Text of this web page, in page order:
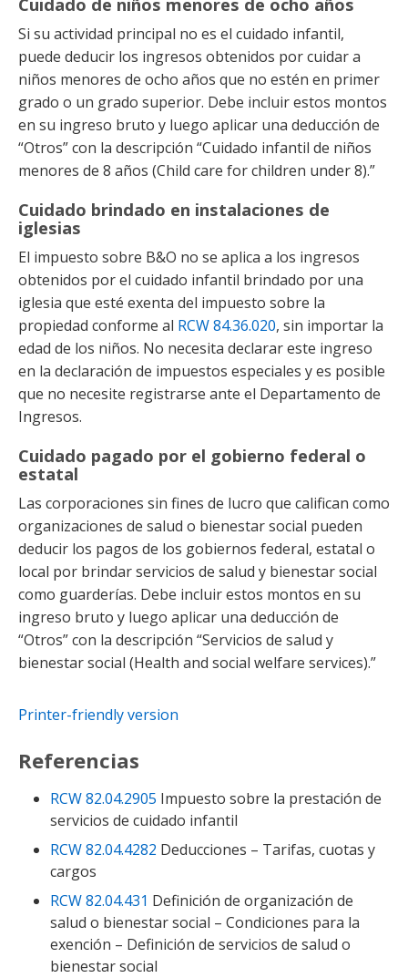
Si su actividad principal no es el cuidado infantil,
puede deducir los ingresos obtenidos por cuidar a
niños menores de ocho años que no estén en primer
grado o un grado superior. Debe incluir estos montos
en su ingreso bruto y luego aplicar una deducción de
“Otros” con la descripción “Cuidado infantil de niños
menores de 8 años (Child care for children under 8).”
Cuidado brindado en instalaciones de
iglesias
El impuesto sobre B&O no se aplica a los ingresos
obtenidos por el cuidado infantil brindado por una
iglesia que esté exenta del impuesto sobre la
propiedad conforme al RCW 84.36.020, sin importar la
edad de los niños. No necesita declarar este ingreso
en la declaración de impuestos especiales y es posible
que no necesite registrarse ante el Departamento de
Ingresos.
Cuidado pagado por el gobierno federal o
estatal
Las corporaciones sin fines de lucro que califican como
organizaciones de salud o bienestar social pueden
deducir los pagos de los gobiernos federal, estatal o
local por brindar servicios de salud y bienestar social
como guarderías. Debe incluir estos montos en su
ingreso bruto y luego aplicar una deducción de
“Otros” con la descripción “Servicios de salud y
bienestar social (Health and social welfare services).”
Printer-friendly version
Referencias
RCW 82.04.2905 Impuesto sobre la prestación de
servicios de cuidado infantil
RCW 82.04.4282 Deducciones – Tarifas, cuotas y
cargos
RCW 82.04.431 Definición de organización de
salud o bienestar social – Condiciones para la
exención – Definición de servicios de salud o
bienestar social